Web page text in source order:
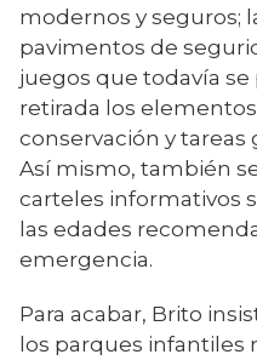
modernos y seguros;
pavimentos de
juegos que todavía
retirada los
conservación y tareas
Así mismo, también
carteles informativos
las edades
emergencia.
Para acabar, Brito
los parques infantiles